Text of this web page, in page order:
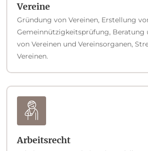
Vereine
Gründung von Vereinen, Erstellung
Gemeinnützigkeitsprüfung, Beratung
von Vereinen und Vereinsorganen,
Vereinen.
Arbeitsrecht